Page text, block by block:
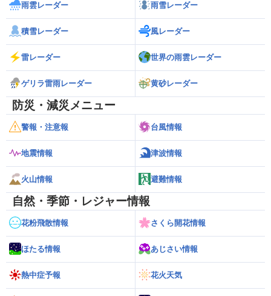
雨雲レーダー 雨雪レーダー
積雪レーダー 風レーダー
雷レーダー 世界の雨雲レーダー
ゲリラ雷雨レーダー 黄砂レーダー
防災・減災メニュー
警報・注意報 台風情報
地震情報 津波情報
火山情報 避難情報
自然・季節・レジャー情報
花粉飛散情報 さくら開花情報
ほたる情報 あじさい情報
熱中症予報 花火天気